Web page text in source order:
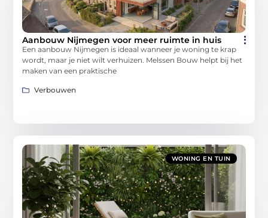
Aanbouw Nijmegen voor meer ruimte in huis
Een aanbouw Nijmegen is ideaal wanneer je woning te krap
wordt, maar je niet wilt verhuizen. Melssen Bouw helpt bij het
maken van een praktische
Verbouwen
WONING EN TUIN